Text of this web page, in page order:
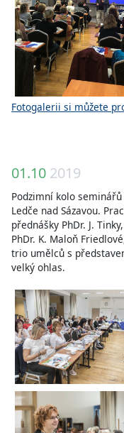
Fotogalerii si můžete
01.10 2019
Podzimní kolo
Ledče nad Sázavou.
přednášky PhDr. J.
PhDr. K. Maloň
trio umělců s
velký ohlas.